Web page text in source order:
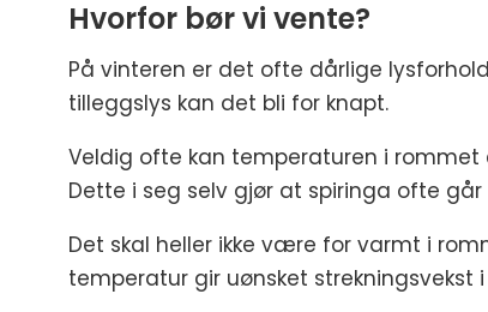
Hvorfor bør vi vente?
På vinteren er det ofte dårlige
tilleggslys kan det bli for knapt.
Veldig ofte kan temperaturen i
Dette i seg selv gjør at spiringa ofte
Det skal heller ikke være for varmt i
temperatur gir uønsket